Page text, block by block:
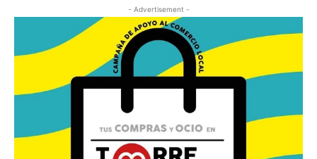
- Advertisement -